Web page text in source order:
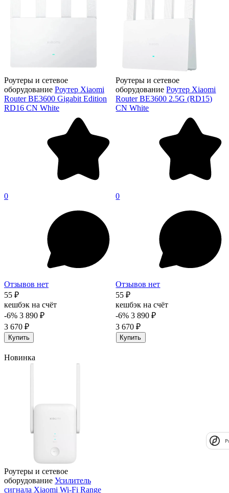
Роутеры и сетевое
оборудование Роутер Xiaomi
Router BE3600 Gigabit Edition
RD16 CN White
0
Отзывов нет
55 ₽
кешбэк на счёт
-6% 3 890 ₽
3 670 ₽
Купить
Роутеры и сетевое
оборудование Роутер Xiaomi
Router BE3600 2.5G (RD15)
CN White
0
Отзывов нет
55 ₽
кешбэк на счёт
-6% 3 890 ₽
3 670 ₽
Купить
Новинка
Роутеры и сетевое
оборудование Усилитель
сигнала Xiaomi Wi-Fi Range